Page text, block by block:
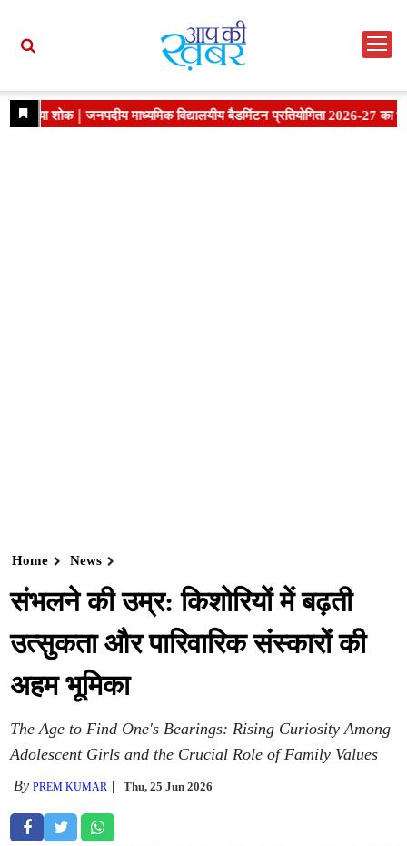
Home News
संभलने की उम्र: किशोरियों में बढ़ती
उत्सुकता और पारिवारिक संस्कारों की
अहम भूमिका
The Age to Find One's Bearings: Rising Curiosity Among
Adolescent Girls and the Crucial Role of Family Values
ByPREM KUMAR Thu, 25 Jun 2026